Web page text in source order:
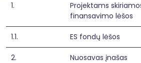
1.
Projektams
finansavimo lėšos
1.1. ES fondų lėšos
2. Nuosavas įnašas